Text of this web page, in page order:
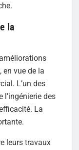
la
vue de la
L’un des
l’ingénierie des
La
leurs travaux